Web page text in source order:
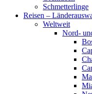
Schmetterlinge
Reisen –
Weltweit
Nord-